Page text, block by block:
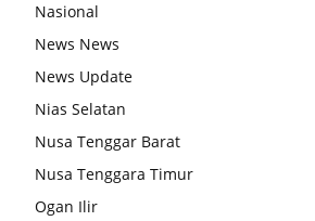
Nasional
News News
News Update
Nias Selatan
Nusa Tenggar Barat
Nusa Tenggara Timur
Ogan Ilir